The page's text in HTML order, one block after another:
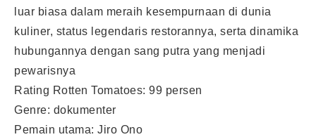
luar biasa dalam meraih kesempurnaan di dunia
kuliner, status legendaris restorannya, serta dinamika
hubungannya dengan sang putra yang menjadi
pewarisnya
Rating Rotten Tomatoes: 99 persen
Genre: dokumenter
Pemain utama: Jiro Ono